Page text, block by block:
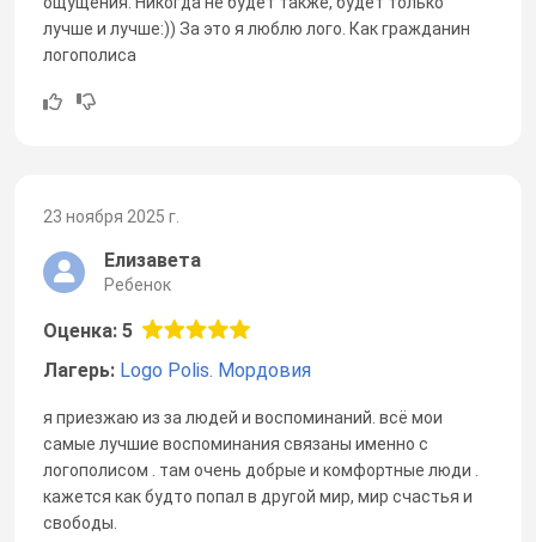
лучше и лучше:)) За это я люблю лого. Как гражданин
логополиса
23 ноября 2025 г.
Елизавета
Ребенок
Оценка: 5
Лагерь: Logo Polis. Мордовия
я приезжаю из за людей и воспоминаний. всё мои
самые лучшие воспоминания связаны именно с
логополисом . там очень добрые и комфортные люди .
кажется как будто попал в другой мир, мир счастья и
свободы.